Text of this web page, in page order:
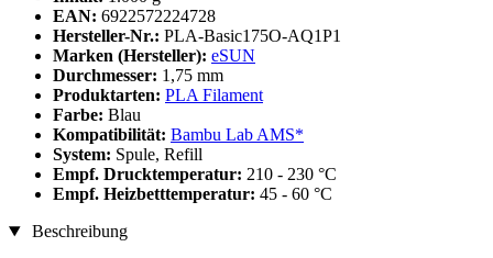
EAN: 6922572224728
Hersteller-Nr.: PLA-Basic175O-AQ1P1
Marken (Hersteller): eSUN
Durchmesser: 1,75 mm
Produktarten: PLA Filament
Farbe: Blau
Kompatibilität: Bambu Lab AMS*
System: Spule, Refill
Empf. Drucktemperatur: 210 - 230 °C
Empf. Heizbetttemperatur: 45 - 60 °C
Beschreibung